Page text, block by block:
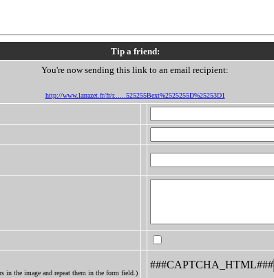
Tip a friend:
You're now sending this link to an email recipient:
http://www.larrazet.fr/fr/r......525255Bext%2525255D%25253D1
in the image and repeat them in the form field.)
###CAPTCHA_HTML###